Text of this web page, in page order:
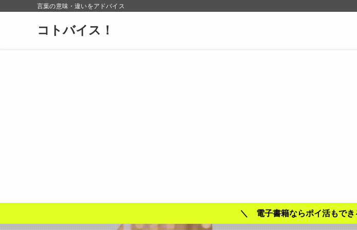
言葉の意味・違いをアドバイス
コトバイス！
＼ 電子書籍ならポイ活もで